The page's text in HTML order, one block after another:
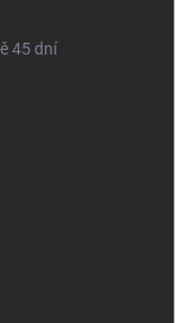
45 dní